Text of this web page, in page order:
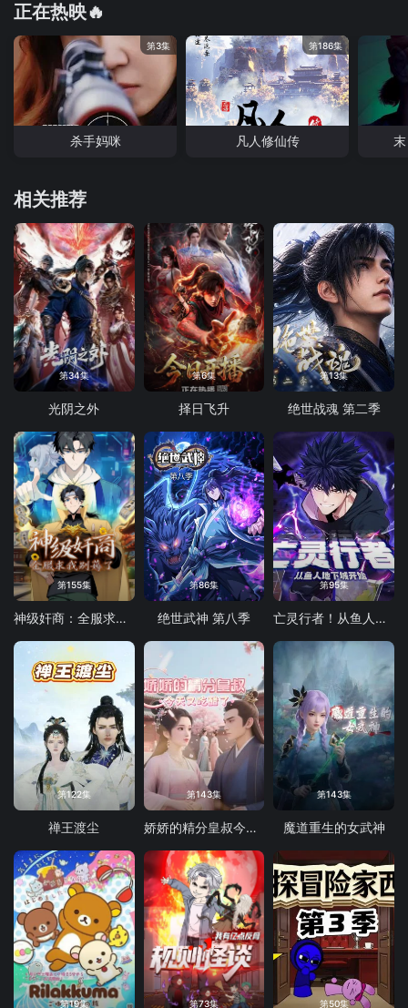
正在热映🔥
第3集
杀手妈咪
第186集
凡人修仙传
相关推荐
第34集
光阴之外
第6集
择日飞升
第13集
绝世战魂 第二季
第155集
神级奸商：全服求我别薅了 动态漫画
第86集
绝世武神 第八季
第95集
亡灵行者！从鱼人地下城开始 动态漫画
第122集
禅王渡尘
第143集
娇娇的精分皇叔今天又吃醋了
第143集
魔道重生的女武神
第19集 第73集 第50集